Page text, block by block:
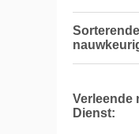
Sorterende
Verleende
Dienst: